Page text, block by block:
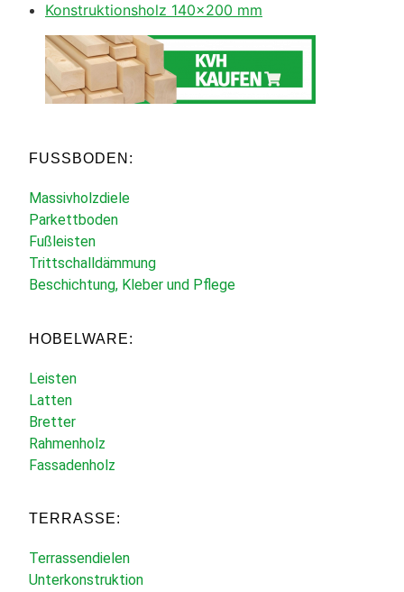
Konstruktionsholz 140×200 mm
FUSSBODEN:
Massivholzdiele
Parkettboden
Fußleisten
Trittschalldämmung
Beschichtung, Kleber und Pflege
HOBELWARE:
Leisten
Latten
Bretter
Rahmenholz
Fassadenholz
TERRASSE:
Terrassendielen
Unterkonstruktion